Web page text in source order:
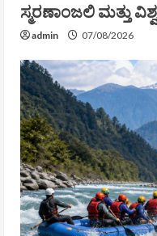
ಸ್ಮರಣಾಂಜಲಿ ಮತ್ತು
admin 07/08/2026